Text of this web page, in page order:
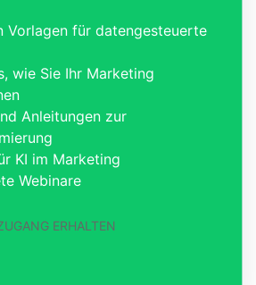
Vorlagen für datengesteuerte
wie Sie Ihr Marketing
Anleitungen zur
KI im Marketing
Webinare
ERHALTEN